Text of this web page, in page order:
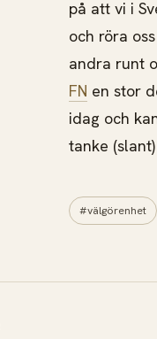
på att vi i
och röra
andra runt
FN en stor
idag och
tanke
#välgörenhet